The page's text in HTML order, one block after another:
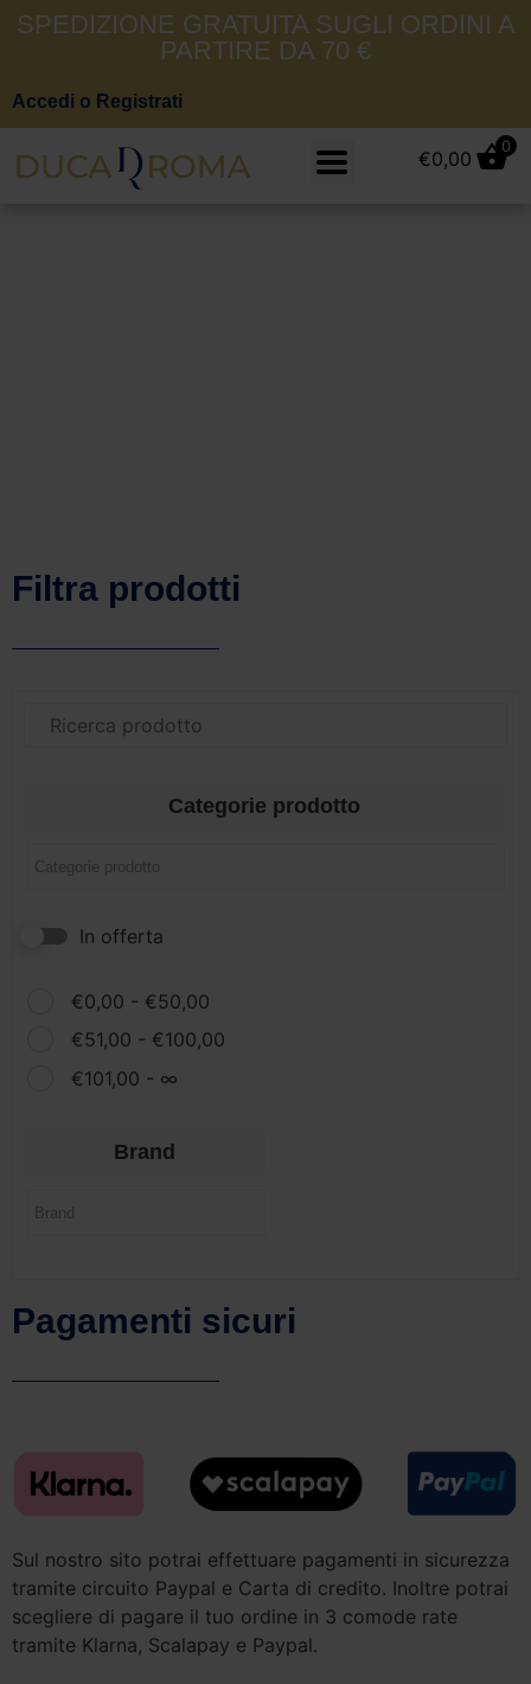
SPEDIZIONE GRATUITA SUGLI ORDINI A
PARTIRE DA 70 €
Accedi o Registrati
€0,00
0
Filtra prodotti
Categorie prodotto
In offerta
€0,00 - €50,00
€51,00 - €100,00
€101,00 - ∞
Brand
Pagamenti sicuri
Sul nostro sito potrai effettuare pagamenti in sicurezza
tramite circuito Paypal e Carta di credito. Inoltre potrai
scegliere di pagare il tuo ordine in 3 comode rate
tramite Klarna, Scalapay e Paypal.